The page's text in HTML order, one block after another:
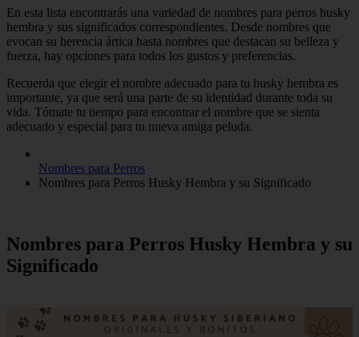
En esta lista encontrarás una variedad de nombres para perros husky
hembra y sus significados correspondientes. Desde nombres que
evocan su herencia ártica hasta nombres que destacan su belleza y
fuerza, hay opciones para todos los gustos y preferencias.
Recuerda que elegir el nombre adecuado para tu husky hembra es
importante, ya que será una parte de su identidad durante toda su
vida. Tómate tu tiempo para encontrar el nombre que se sienta
adecuado y especial para tu nueva amiga peluda.
Nombres para Perros
Nombres para Perros Husky Hembra y su Significado
Nombres para Perros Husky Hembra y su
Significado